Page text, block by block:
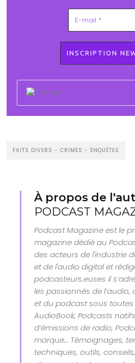
FAITS DIVERS - CRIMES - ENQUÊTES
À propos de
PODCAST
Podcast Magazine est le
magazine dédié au
des acteurs de l'industrie
et de l'audio digital et
podcasteurs.euses il
les passionnés de l’audio,
et du podcast sous toutes
AudioBook, Podcasts
d’émissions de radio,
marque… Témoignages,
techniques, outils,